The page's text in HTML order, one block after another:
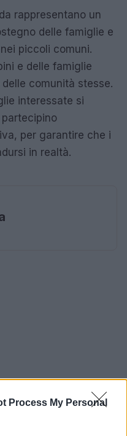
Process My Personal
rappresentano un
delle famiglie e
piccoli comuni.
e delle famiglie
comunità stesse.
interessate si
per garantire che i
in realtà.